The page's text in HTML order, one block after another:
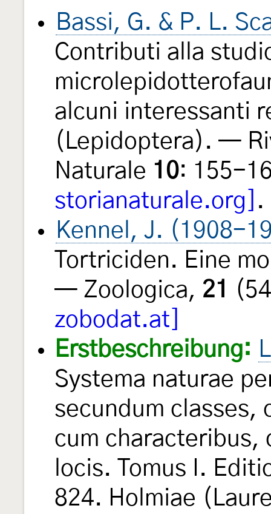
Bassi, G. & P. L.
Contributi alla
alcuni interessanti
(Lepidoptera). —
Naturale 10: 155-
storianaturale.org]
.
Kennel, J. (1908-
Tortriciden. Eine
— Zoologica, 21
zobodat.at]
Erstbeschreibung:
Systema naturae
secundum classes,
cum characteribus,
locis. Tomus I.
824. Holmiae